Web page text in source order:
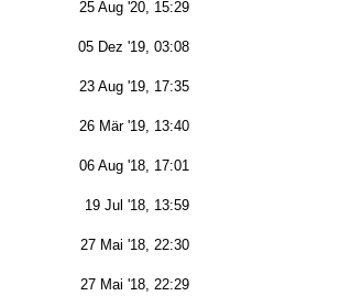
25 Aug '20, 15:29
05 Dez '19, 03:08
23 Aug '19, 17:35
26 Mär '19, 13:40
06 Aug '18, 17:01
19 Jul '18, 13:59
27 Mai '18, 22:30
27 Mai '18, 22:29